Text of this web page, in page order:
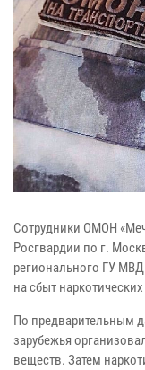
Сотрудники ОМОН
Росгвардии по г.
регионального ГУ
на сбыт
По предварительным
зарубежья
веществ. Затем